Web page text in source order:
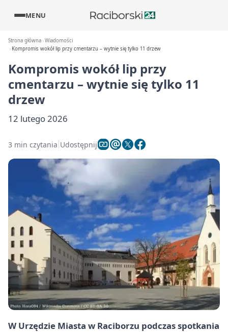
MENU
Strona główna Wiadomości
Kompromis wokół lip przy cmentarzu – wytnie się tylko 11 drzew
Kompromis wokół lip przy
cmentarzu – wytnie się tylko 11
drzew
12 lutego 2026
3 min czytania Udostępnij
W Urzędzie Miasta w Raciborzu podczas spotkania